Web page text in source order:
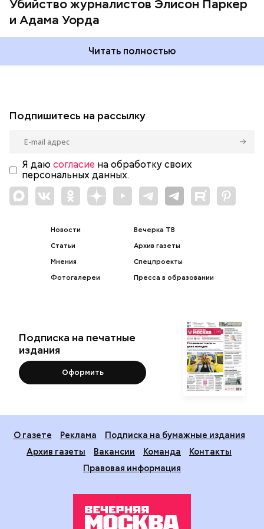
Убийство журналистов Элисон Паркер
и Адама Уорда
Читать полностью
Подпишитесь на рассылку
Я даю согласие на обработку своих
персональных данных.
Новости
Статьи
Мнения
Фотогалереи
Вечерка ТВ
Архив газеты
Спецпроекты
Пресса в образовании
Подписка на печатные
издания
Оформить
О газете Реклама
Подписка на бумажные издания
Архив газеты
Вакансии Команда
Контакты
Правовая информация